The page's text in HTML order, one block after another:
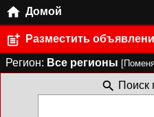
Домой
Разместить
Регион: Все регионы
Поиск